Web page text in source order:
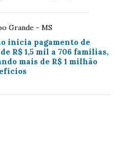
Grande - MS
inicia pagamento de
R$ 1,5 mil a 706 famílias,
mais de R$ 1 milhão